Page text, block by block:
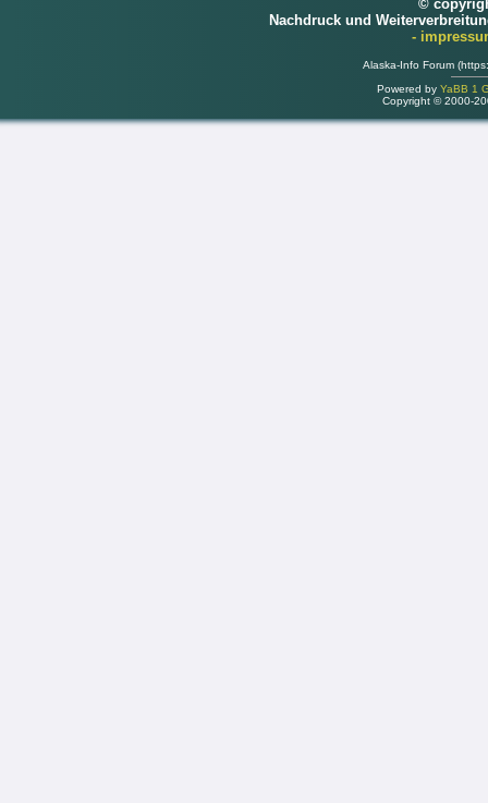
©
Nachdruck und
-
Alaska-Info Forum
Powered by YaBB 1
Copyright © 2000-